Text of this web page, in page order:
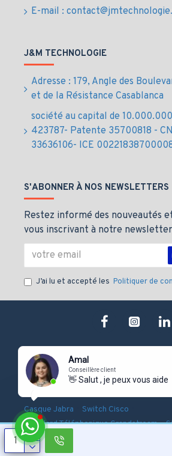
Amal
Conseillère client
👋 Salut , je peux vous aider ?
E-mail :
J&M TECHNOLOGIE
Adresse : 179, Angle des
et de la Résistance Casablanca
société au capital de
423787- Patente 35700818 -
33636106- ICE
S'ABONNER À NOS NEWSLETTERS
Restez informé des nouveautés
vous inscrivant à notre newsletter
J’ai lu et accepté les Politiquer de
Copyright © 2019, J&M technologie, Tous
Onduleur Eaton-Serveur Dell-
Casque Jabra Switch Cisco
Standard Téléphonique Grandstream-
Pointeuse Biométrique